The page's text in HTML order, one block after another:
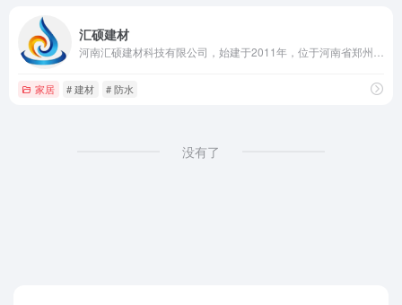
汇硕建材
家居 # 建材 # 防水
没有了